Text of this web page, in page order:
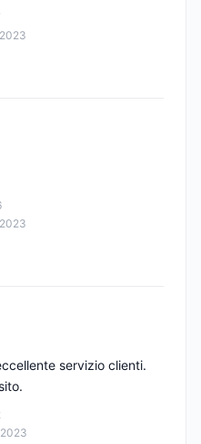
servizio clienti.